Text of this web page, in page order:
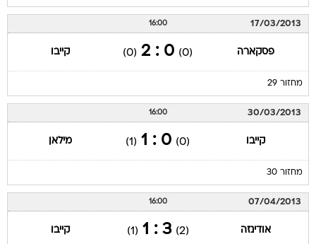
17/03/2013
16:00
פסקארה (0)
0 : 2
(0) קייבו
מחזור 29
30/03/2013
16:00
קייבו (0)
0 : 1
(1) מילאן
מחזור 30
07/04/2013
16:00
אודינזה (2)
3 : 1
(1) קייבו